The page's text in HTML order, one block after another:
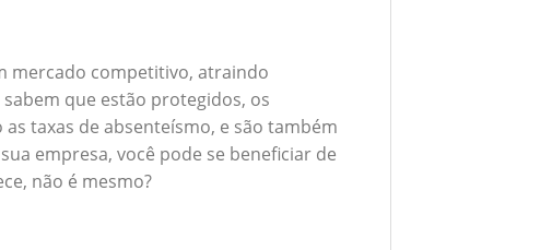
mercado competitivo, atraindo
que estão protegidos, os
taxas de absenteísmo, e são também
empresa, você pode se beneficiar de
não é mesmo?